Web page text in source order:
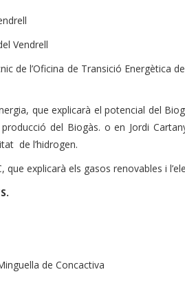
Vendrell
de l’Oficina de Transició Energètica
que explicarà el potencial del
producció del Biogàs. o en Jordi
de l’hidrogen.
que explicarà els gasos renovables i
de Concactiva